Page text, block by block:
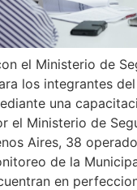
el Ministerio de
los integrantes
una
el Ministerio de
Aires, 38
de la
en